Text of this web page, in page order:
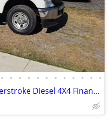
• • • • • • • • • • • •
2021 Ford F-250 XL FX-4 Powerstroke Diesel 4X4 Financing Up To 100%